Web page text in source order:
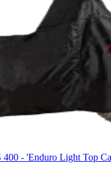
400 - 'Enduro Light Top